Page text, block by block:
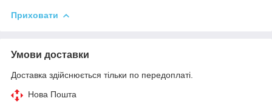
Приховати
Умови доставки
Доставка здійснюється тільки по передоплаті.
Нова Пошта